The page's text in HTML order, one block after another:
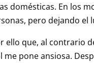
domésticas. En los
pero dejando
ello que, al contrario
me pone ansiosa.